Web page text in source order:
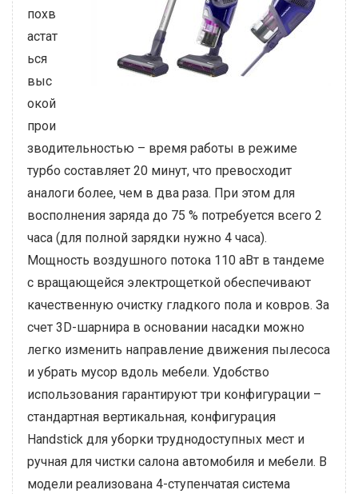
похв
астат
ься
выс
окой
прои
зводительностью – время работы в режиме
турбо составляет 20 минут, что превосходит
аналоги более, чем в два раза. При этом для
восполнения заряда до 75 % потребуется всего 2
часа (для полной зарядки нужно 4 часа).
Мощность воздушного потока 110 аВт в тандеме
с вращающейся электрощеткой обеспечивают
качественную очистку гладкого пола и ковров. За
счет 3D-шарнира в основании насадки можно
легко изменить направление движения пылесоса
и убрать мусор вдоль мебели. Удобство
использования гарантируют три конфигурации –
стандартная вертикальная, конфигурация
Handstick для уборки труднодоступных мест и
ручная для чистки салона автомобиля и мебели. В
модели реализована 4-ступенчатая система